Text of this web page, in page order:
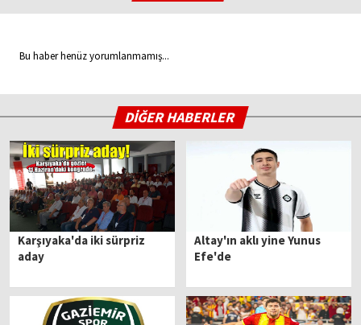
Bu haber henüz yorumlanmamış...
DİĞER HABERLER
Karşıyaka'da iki sürpriz
aday
Altay'ın aklı yine Yunus
Efe'de